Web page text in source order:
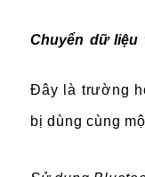
Chuyển dữ liệu
Đây là trường
bị dùng cùng